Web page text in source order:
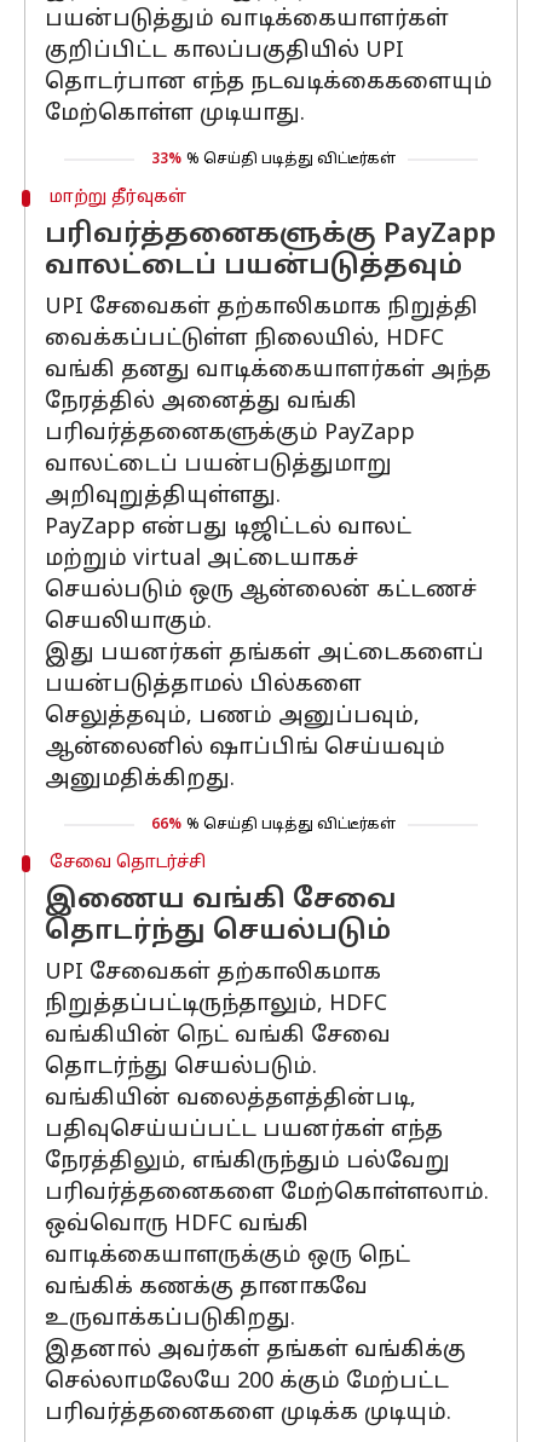
பயன்படுத்தும் வாடிக்கையாளர்கள்
குறிப்பிட்ட காலப்பகுதியில் UPI
தொடர்பான எந்த நடவடிக்கைகளையும்
மேற்கொள்ள முடியாது.
33% % செய்தி படித்து விட்டீர்கள்
மாற்று தீர்வுகள்
பரிவர்த்தனைகளுக்கு PayZapp
வாலட்டைப் பயன்படுத்தவும்
UPI சேவைகள் தற்காலிகமாக நிறுத்தி
வைக்கப்பட்டுள்ள நிலையில், HDFC
வங்கி தனது வாடிக்கையாளர்கள் அந்த
நேரத்தில் அனைத்து வங்கி
பரிவர்த்தனைகளுக்கும் PayZapp
வாலட்டைப் பயன்படுத்துமாறு
அறிவுறுத்தியுள்ளது.
PayZapp என்பது டிஜிட்டல் வாலட்
மற்றும் virtual அட்டையாகச்
செயல்படும் ஒரு ஆன்லைன் கட்டணச்
செயலியாகும்.
இது பயனர்கள் தங்கள் அட்டைகளைப்
பயன்படுத்தாமல் பில்களை
செலுத்தவும், பணம் அனுப்பவும்,
ஆன்லைனில் ஷாப்பிங் செய்யவும்
அனுமதிக்கிறது.
66% % செய்தி படித்து விட்டீர்கள்
சேவை தொடர்ச்சி
இணைய வங்கி சேவை
தொடர்ந்து செயல்படும்
UPI சேவைகள் தற்காலிகமாக
நிறுத்தப்பட்டிருந்தாலும், HDFC
வங்கியின் நெட் வங்கி சேவை
தொடர்ந்து செயல்படும்.
வங்கியின் வலைத்தளத்தின்படி,
பதிவுசெய்யப்பட்ட பயனர்கள் எந்த
நேரத்திலும், எங்கிருந்தும் பல்வேறு
பரிவர்த்தனைகளை மேற்கொள்ளலாம்.
ஒவ்வொரு HDFC வங்கி
வாடிக்கையாளருக்கும் ஒரு நெட்
வங்கிக் கணக்கு தானாகவே
உருவாக்கப்படுகிறது.
இதனால் அவர்கள் தங்கள் வங்கிக்கு
செல்லாமலேயே 200 க்கும் மேற்பட்ட
பரிவர்த்தனைகளை முடிக்க முடியும்.